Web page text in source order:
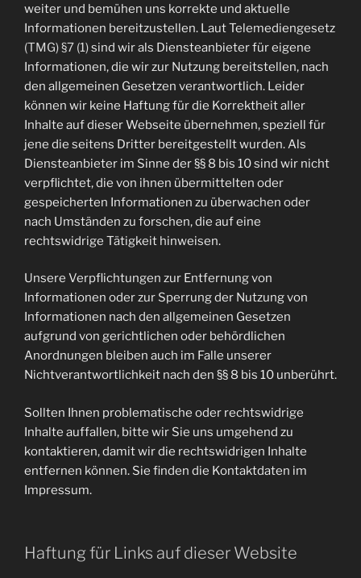
weiter und bemühen uns korrekte und aktuelle
Informationen bereitzustellen. Laut Telemediengesetz
(TMG) §7 (1)sind wir als Diensteanbieter für eigene
Informationen, die wir zur Nutzung bereitstellen, nach
den allgemeinen Gesetzen verantwortlich. Leider
können wir keine Haftung für die Korrektheit aller
Inhalte auf dieser Webseite übernehmen, speziell für
jene die seitens Dritter bereitgestellt wurden. Als
Diensteanbieter im Sinne der §§ 8 bis 10 sind wir nicht
verpflichtet, die von ihnen übermittelten oder
gespeicherten Informationen zu überwachen oder
nach Umständen zu forschen, die auf eine
rechtswidrige Tätigkeit hinweisen.
Unsere Verpflichtungen zur Entfernung von
Informationen oder zur Sperrung der Nutzung von
Informationen nach den allgemeinen Gesetzen
aufgrund von gerichtlichen oder behördlichen
Anordnungen bleiben auch im Falle unserer
Nichtverantwortlichkeit nach den §§ 8 bis 10 unberührt.
Sollten Ihnen problematische oder rechtswidrige
Inhalte auffallen, bitte wir Sie uns umgehend zu
kontaktieren, damit wir die rechtswidrigen Inhalte
entfernen können. Sie finden die Kontaktdaten im
Impressum.
Haftung für Links auf dieser Website